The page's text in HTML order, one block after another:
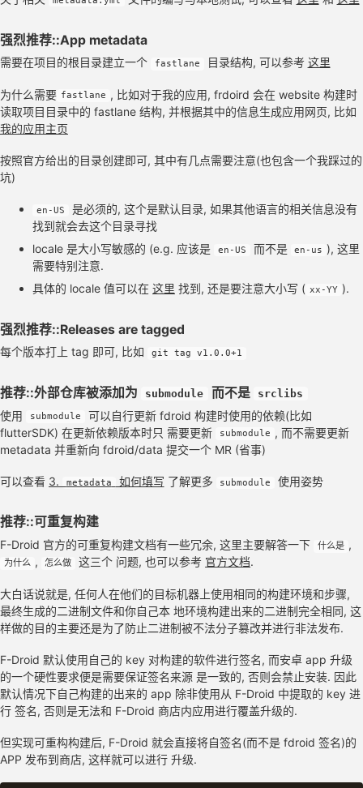
强烈推荐::App metadata
需要在项目的根目录建立一个 fastlane 目录结构, 可以参考 这里
为什么需要 fastlane , 比如对于我的应用, frdoird 会在 website 构建时
读取项目目录中的 fastlane 结构, 并根据其中的信息生成应用网页, 比如
我的应用主页
按照官方给出的目录创建即可, 其中有几点需要注意(也包含一个我踩过的
坑)
en-US
是必须的, 这个是默认目录, 如果其他语言的相关信息没有
找到就会去这个目录寻找
locale 是大小写敏感的 (e.g. 应该是
en-US 而不是 en-us ), 这里
需要特别注意.
具体的 locale 值可以在 这里 找到, 还是要注意大小写 ( xx-YY ).
强烈推荐::Releases are tagged
每个版本打上 tag 即可, 比如 git tag v1.0.0+1
推荐::外部仓库被添加为 submodule 而不是 srclibs
使用 submodule
可以自行更新 fdroid 构建时使用的依赖(比如
flutterSDK) 在更新依赖版本时只 需要更新
submodule , 而不需要更新
metadata 并重新向 fdroid/data 提交一个 MR (省事)
可以查看 3. metadata 如何填写 了解更多 submodule 使用姿势
推荐::可重复构建
F-Droid 官方的可重复构建文档有一些冗余, 这里主要解答一下 什么是 ,
为什么 , 怎么做 这三个 问题, 也可以参考 官方文档.
大白话说就是, 任何人在他们的目标机器上使用相同的构建环境和步骤,
最终生成的二进制文件和你自己本 地环境构建出来的二进制完全相同, 这
样做的目的主要还是为了防止二进制被不法分子篡改并进行非法发布.
F-Droid 默认使用自己的 key 对构建的软件进行签名, 而安卓 app 升级
的一个硬性要求便是需要保证签名来源 是一致的, 否则会禁止安装. 因此
默认情况下自己构建的出来的 app 除非使用从 F-Droid 中提取的 key 进
行 签名, 否则是无法和 F-Droid 商店内应用进行覆盖升级的.
但实现可重构构建后, F-Droid 就会直接将自签名(而不是 fdroid 签名)的
APP 发布到商店, 这样就可以进行 升级.